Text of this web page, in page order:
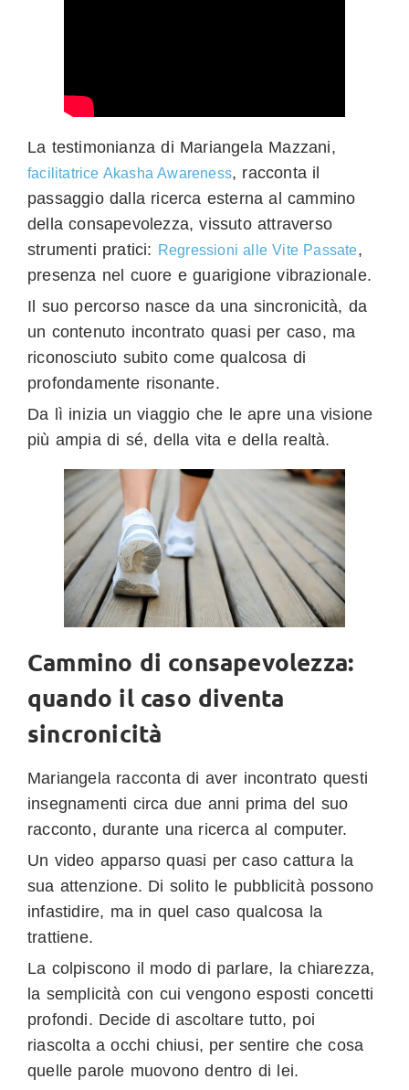
La testimonianza di Mariangela Mazzani,
facilitatrice Akasha Awareness, racconta il
passaggio dalla ricerca esterna al cammino
della consapevolezza, vissuto attraverso
strumenti pratici: Regressioni alle Vite Passate,
presenza nel cuore e guarigione vibrazionale.
Il suo percorso nasce da una sincronicità, da
un contenuto incontrato quasi per caso, ma
riconosciuto subito come qualcosa di
profondamente risonante.
Da lì inizia un viaggio che le apre una visione
più ampia di sé, della vita e della realtà.
Cammino di consapevolezza:
quando il caso diventa
sincronicità
Mariangela racconta di aver incontrato questi
insegnamenti circa due anni prima del suo
racconto, durante una ricerca al computer.
Un video apparso quasi per caso cattura la
sua attenzione. Di solito le pubblicità possono
infastidire, ma in quel caso qualcosa la
trattiene.
La colpiscono il modo di parlare, la chiarezza,
la semplicità con cui vengono esposti concetti
profondi. Decide di ascoltare tutto, poi
riascolta a occhi chiusi, per sentire che cosa
quelle parole muovono dentro di lei.